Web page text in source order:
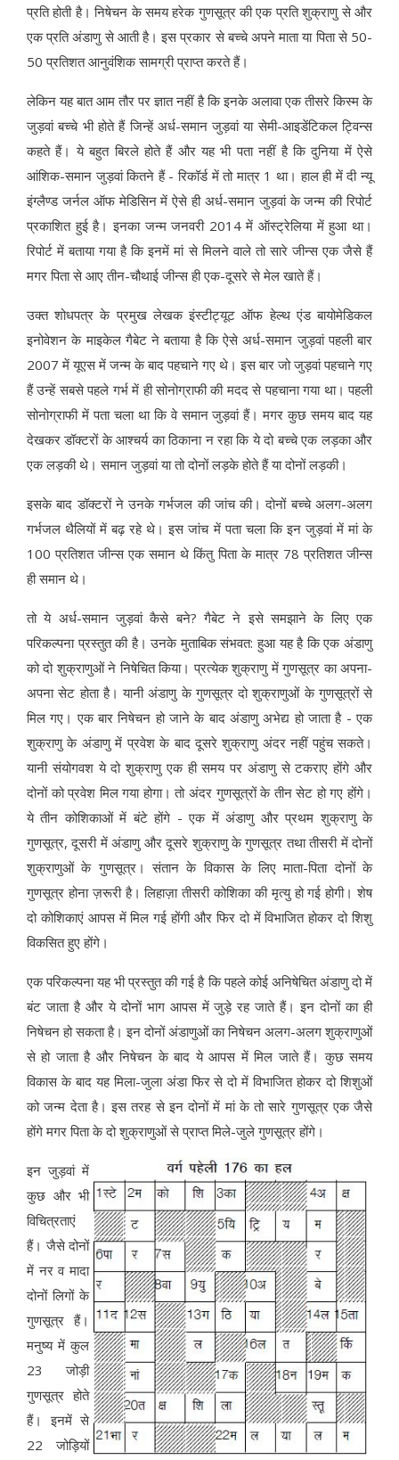
प्रति होती है। निषेचन के समय हरेक गुणसूत्र की एक प्रति शुक्राणु से और
एक प्रति अंडाणु से आती है। इस प्रकार से बच्चे अपने माता या पिता से 50-
50 प्रतिशत आनुवंशिक सामग्री प्राप्त करते हैं।
लेकिन यह बात आम तौर पर ज्ञात नहीं है कि इनके अलावा एक तीसरे किस्म के
जुड़वां बच्चे भी होते हैं जिन्हें अर्ध-समान जुड़वां या सेमी-आइडेंटिकल ट्विन्स
कहते हैं। ये बहुत बिरले होते हैं और यह भी पता नहीं है कि दुनिया में ऐसे
आंशिक-समान जुड़वां कितने हैं - रिकॉर्ड में तो मात्र 1 था। हाल ही में दी न्यू
इंग्लैण्ड जर्नल ऑफ मेडिसिन में ऐसे ही अर्ध-समान जुड़वां के जन्म की रिपोर्ट
प्रकाशित हुई है। इनका जन्म जनवरी 2014 में ऑस्ट्रेलिया में हुआ था।
रिपोर्ट में बताया गया है कि इनमें मां से मिलने वाले तो सारे जीन्स एक जैसे हैं
मगर पिता से आए तीन-चौथाई जीन्स ही एक-दूसरे से मेल खाते हैं।
उक्त शोधपत्र के प्रमुख लेखक इंस्टीट्यूट ऑफ हेल्थ एंड बायोमेडिकल
इनोवेशन के माइकेल गैबेट ने बताया है कि ऐसे अर्ध-समान जुड़वां पहली बार
2007 में यूएस में जन्म के बाद पहचाने गए थे। इस बार जो जुड़वां पहचाने गए
हैं उन्हें सबसे पहले गर्भ में ही सोनोग्राफी की मदद से पहचाना गया था। पहली
सोनोग्राफी में पता चला था कि वे समान जुड़वां हैं। मगर कुछ समय बाद यह
देखकर डॉक्टरों के आश्चर्य का ठिकाना न रहा कि ये दो बच्चे एक लड़का और
एक लड़की थे। समान जुड़वां या तो दोनों लड़के होते हैं या दोनों लड़की।
इसके बाद डॉक्टरों ने उनके गर्भजल की जांच की। दोनों बच्चे अलग-अलग
गर्भजल थैलियों में बढ़ रहे थे। इस जांच में पता चला कि इन जुड़वां में मां के
100 प्रतिशत जीन्स एक समान थे किंतु पिता के मात्र 78 प्रतिशत जीन्स
ही समान थे।
तो ये अर्ध-समान जुड़वां कैसे बने? गैबेट ने इसे समझाने के लिए एक
परिकल्पना प्रस्तुत की है। उनके मुताबिक संभवत: हुआ यह है कि एक अंडाणु
को दो शुक्राणुओं ने निषेचित किया। प्रत्येक शुक्राणु में गुणसूत्र का अपना-
अपना सेट होता है। यानी अंडाणु के गुणसूत्र दो शुक्राणुओं के गुणसूत्रों से
मिल गए। एक बार निषेचन हो जाने के बाद अंडाणु अभेद्य हो जाता है - एक
शुक्राणु के अंडाणु में प्रवेश के बाद दूसरे शुक्राणु अंदर नहीं पहुंच सकते।
यानी संयोगवश ये दो शुक्राणु एक ही समय पर अंडाणु से टकराए होंगे और
दोनों को प्रवेश मिल गया होगा। तो अंदर गुणसूत्रों के तीन सेट हो गए होंगे।
ये तीन कोशिकाओं में बंटे होंगे - एक में अंडाणु और प्रथम शुक्राणु के
गुणसूत्र, दूसरी में अंडाणु और दूसरे शुक्राणु के गुणसूत्र तथा तीसरी में दोनों
शुक्राणुओं के गुणसूत्र। संतान के विकास के लिए माता-पिता दोनों के
गुणसूत्र होना ज़रूरी है। लिहाज़ा तीसरी कोशिका की मृत्यु हो गई होगी। शेष
दो कोशिकाएं आपस में मिल गई होंगी और फिर दो में विभाजित होकर दो शिशु
विकसित हुए होंगे।
एक परिकल्पना यह भी प्रस्तुत की गई है कि पहले कोई अनिषेचित अंडाणु दो में
बंट जाता है और ये दोनों भाग आपस में जुड़े रह जाते हैं। इन दोनों का ही
निषेचन हो सकता है। इन दोनों अंडाणुओं का निषेचन अलग-अलग शुक्राणुओं
से हो जाता है और निषेचन के बाद ये आपस में मिल जाते हैं। कुछ समय
विकास के बाद यह मिला-जुला अंडा फिर से दो में विभाजित होकर दो शिशुओं
को जन्म देता है। इस तरह से इन दोनों में मां के तो सारे गुणसूत्र एक जैसे
होंगे मगर पिता के दो शुक्राणुओं से प्राप्त मिले-जुले गुणसूत्र होंगे।
इन जुड़वां में
कुछ और भी
विचित्रताएं
हैं। जैसे दोनों
में नर व मादा
दोनों लिगों के
गुणसूत्र हैं।
मनुष्य में कुल
23 जोड़ी
गुणसूत्र होते
हैं। इनमें से
22 जोड़ियों